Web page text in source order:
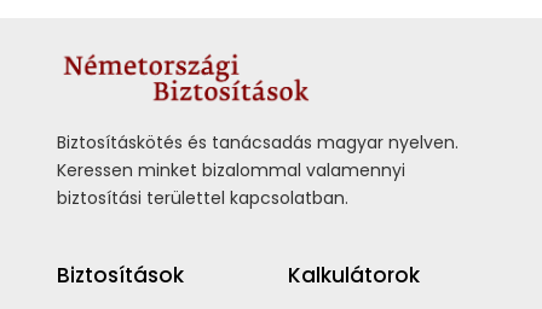
Biztosításkötés és tanácsadás magyar nyelven.
Keressen minket bizalommal valamennyi
biztosítási területtel kapcsolatban.
Biztosítások Kalkulátorok